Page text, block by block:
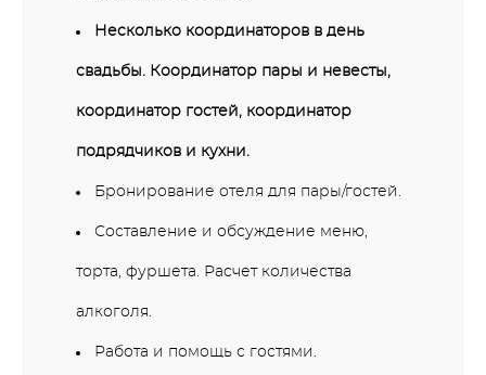
Несколько координаторов в день
свадьбы. Координатор пары и невесты,
координатор гостей, координатор
подрядчиков и кухни.
Бронирование отеля для пары/гостей.
Составление и обсуждение меню,
торта, фуршета. Расчет количества
алкоголя.
Работа и помощь с гостями.